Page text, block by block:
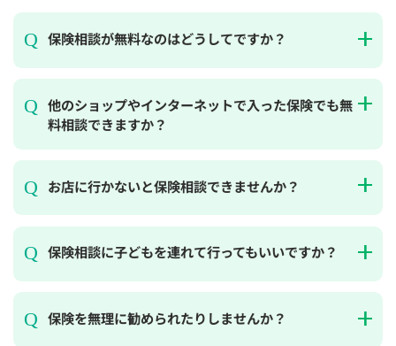
保険相談が無料なのはどうしてですか？
他のショップやインターネットで入った保険でも無
料相談できますか？
お店に行かないと保険相談できませんか？
保険相談に子どもを連れて行ってもいいですか？
保険を無理に勧められたりしませんか？